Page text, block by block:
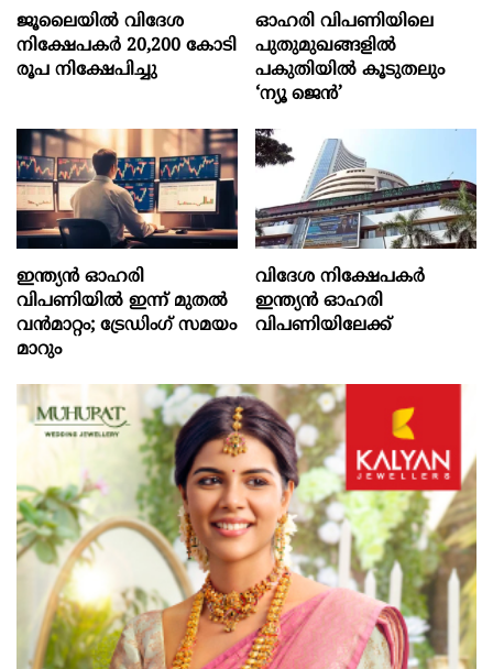
ജൂലൈയില്‍ വിദേശ
നിക്ഷേപകര്‍ 20,200 കോടി
രൂപ നിക്ഷേപിച്ചു
ഓഹരി വിപണിയിലെ
പുതുമുഖങ്ങളിൽ
പകുതിയിൽ കൂടുതലും
‘ന്യൂ ജെൻ’
ഇന്ത്യൻ ഓഹരി
വിപണിയിൽ ഇന്ന് മുതൽ
വൻമാറ്റം; ട്രേഡിംഗ് സമയം
മാറും
വിദേശ നിക്ഷേപകര്‍
ഇന്ത്യൻ ഓഹരി
വിപണിയിലേക്ക്